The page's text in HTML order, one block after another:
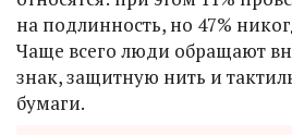
на подлинность, но 47%
Чаще всего люди обращают
знак, защитную нить и
бумаги.